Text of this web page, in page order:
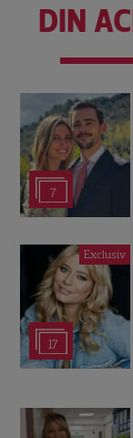
DIN
7
Exclusiv
17